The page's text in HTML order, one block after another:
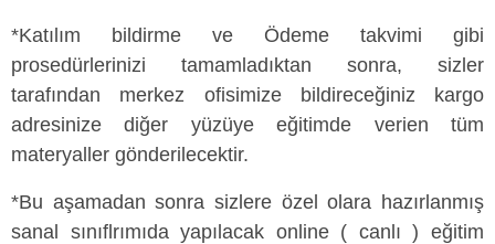
*Katılım bildirme ve Ödeme takvimi gibi
prosedürlerinizi tamamladıktan sonra, sizler
tarafından merkez ofisimize bildireceğiniz kargo
adresinize diğer yüzüye eğitimde verien tüm
materyaller gönderilecektir.
*Bu aşamadan sonra sizlere özel olara hazırlanmış
sanal sınıflrımıda yapılacak online ( canlı ) eğitim